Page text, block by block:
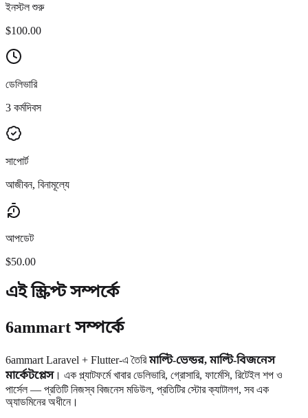
ইনস্টল শুরু
$100.00
ডেলিভারি
3 কর্মদিবস
সাপোর্ট
আজীবন, বিনামূল্যে
আপডেট
$50.00
এই স্ক্রিপ্ট সম্পর্কে
6ammart সম্পর্কে
6ammart Laravel + Flutter-এ তৈরিমাল্টি-ভেন্ডর, মাল্টি-বিজনেস
মার্কেটপ্লেস। এক প্ল্যাটফর্মে খাবার ডেলিভারি, গ্রোসারি, ফার্মেসি, রিটেইল শপ ও
পার্সেল — প্রতিটি নিজস্ব বিজনেস মডিউল, প্রতিটির স্টোর ক্যাটালগ, সব এক
অ্যাডমিনের অধীনে।